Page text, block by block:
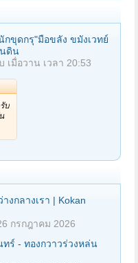
นักขุดกรุ"มือขลัง ขมังเวทย์
ดิน
เมื่อวาน เวลา 20:53
บ
งกลางเรา | Kokan
กรกฎาคม 2026
ทร์ - ทองกวาวร่วงหล่น